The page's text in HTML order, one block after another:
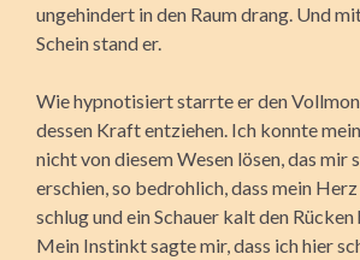
ungehindert in den Raum drang. Und
Schein stand er.
Wie hypnotisiert starrte er den
dessen Kraft entziehen. Ich konnte
nicht von diesem Wesen lösen, das mir
erschien, so bedrohlich, dass mein
schlug und ein Schauer kalt den Rücken
Mein Instinkt sagte mir, dass ich hier